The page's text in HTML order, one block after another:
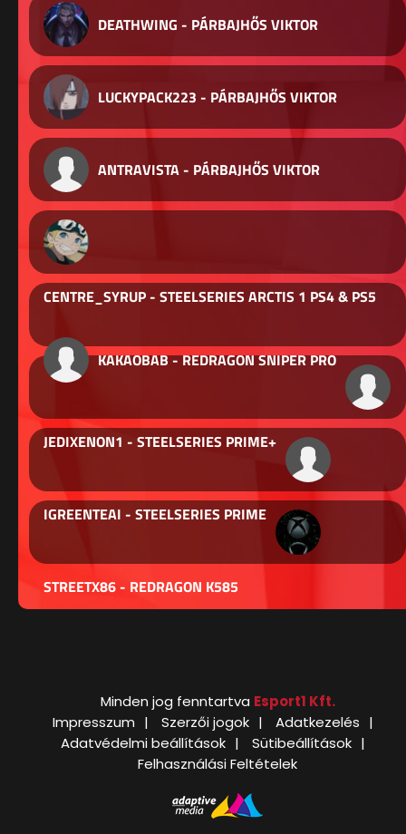
DEATHWING - PÁRBAJHŐS VIKTOR
LUCKYPACK223 - PÁRBAJHŐS VIKTOR
ANTRAVISTA - PÁRBAJHŐS VIKTOR
CENTRE_SYRUP - STEELSERIES ARCTIS 1 PS4 & PS5
KAKAOBAB - REDRAGON SNIPER PRO
JEDIXENON1 - STEELSERIES PRIME+
IGREENTEAI - STEELSERIES PRIME
STREETX86 - REDRAGON K585
Minden jog fenntartva Esport1 Kft.
Impresszum
Szerzői jogok
Adatkezelés
Adatvédelmi beállítások
Sütibeállítások
Felhasználási Feltételek